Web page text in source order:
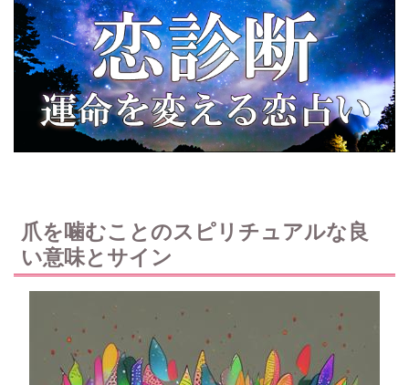
爪を噛むことのスピリチュアルな良
い意味とサイン